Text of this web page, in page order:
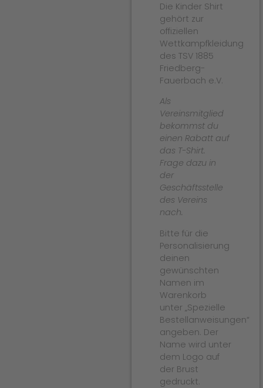
Die Kinder Shirt
gehört zur
offiziellen
Wettkampfkleidung
des TSV 1885
Friedberg-
Fauerbach e.V.
Als
Vereinsmitglied
bekommst du
einen Rabatt auf
das T-Shirt.
Frage dazu in
der
Geschäftsstelle
des Vereins
nach.
Bitte für die
Personalisierung
deinen
gewünschten
Namen im
Warenkorb
unter „Spezielle
Bestellanweisungen“
angeben. Der
Name wird unter
dem Logo auf
der Brust
gedruckt.